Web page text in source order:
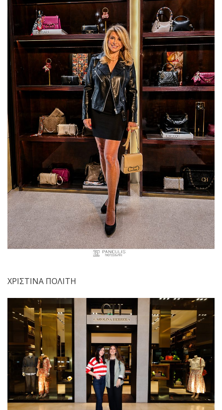
ΧΡΙΣΤΙΝΑ ΠΟΛΙΤΗ